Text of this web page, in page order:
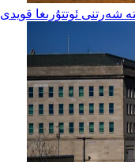
شەرتنى ئوتتۇرىغا قويدى